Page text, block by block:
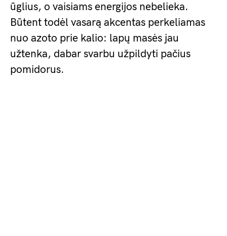
ūglius, o vaisiams energijos nebelieka.
Būtent todėl vasarą akcentas perkeliamas
nuo azoto prie kalio: lapų masės jau
užtenka, dabar svarbu užpildyti pačius
pomidorus.